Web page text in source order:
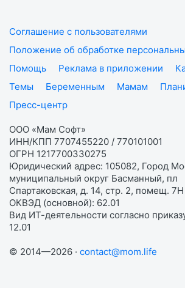
Соглашение с пользователями
Положение об обработке
Помощь
Реклама в приложении
Темы
Беременным Мамам
Пресс-центр
ООО «Мам Софт»
ИНН/КПП 7707455220 / 770101001
ОГРН 1217700330275
Юридический адрес: 105082, Город
муниципальный округ Басманный, пл
Спартаковская, д. 14, стр. 2, помещ. 7Н
ОКВЭД (основной): 62.01
Вид ИТ-деятельности согласно
12.01
© 2014—2026 · contact@mom.life